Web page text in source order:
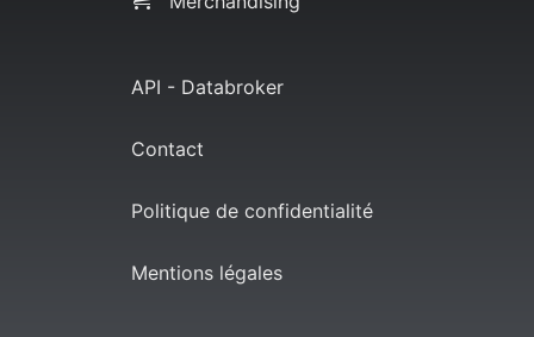
API - Databroker
Contact
Politique de confidentialité
Mentions légales